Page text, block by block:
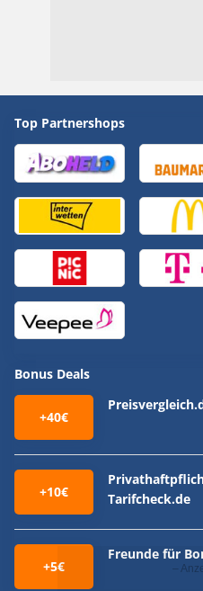
Top Partnershops
Bonus Deals
+40€
+10€
Tarifcheck.de
+5€
Freunde für